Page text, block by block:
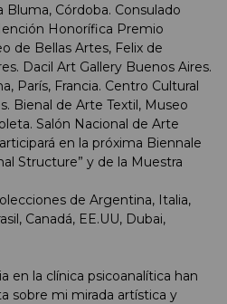
Bluma, Córdoba. Consulado
Honorífica Premio
de Bellas Artes, Felix de
Dacil Art Gallery Buenos Aires.
París, Francia. Centro Cultural
Bienal de Arte Textil, Museo
Salón Nacional de Arte
en la próxima Biennale
Structure” y de la Muestra
de Argentina, Italia,
Canadá, EE.UU, Dubai,
en la clínica psicoanalítica han
sobre mi mirada artística y